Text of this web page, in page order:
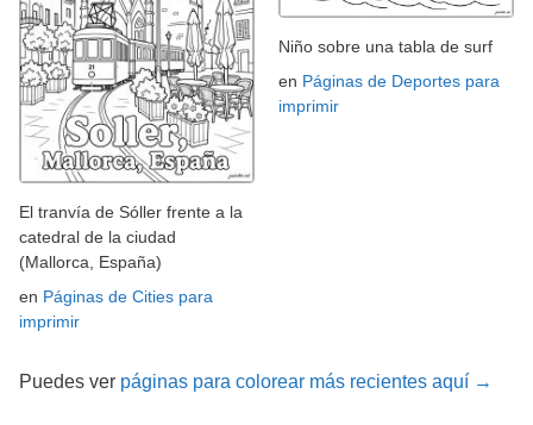
El tranvía de Sóller frente a la
catedral de la ciudad
(Mallorca, España)
en Páginas de Cities para
imprimir
Niño sobre una tabla de surf
en Páginas de Deportes para
imprimir
Puedes ver páginas para colorear más recientes aquí →